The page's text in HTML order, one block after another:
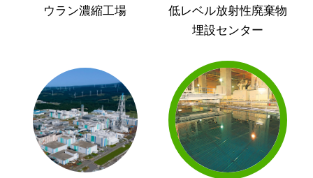
ウラン濃縮工場
低レベル放射性廃棄物
埋設センター